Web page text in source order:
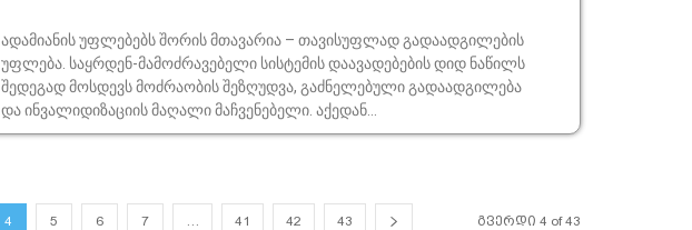
ადა­მი­ა­ნის უფ­ლე­ბებს შო­რის მთა­ვა­რია – თა­ვი­სუფ­ლად გა­და­ად­გი­ლე­ბის
უფ­ლე­ბა. საყ­რდენ-მა­მოძ­რა­ვე­ბე­ლი სის­ტე­მის და­ა­ვა­დე­ბე­ბის დიდ ნა­წილს
შე­დე­გად მოს­დევს მოძ­რა­ო­ბის შე­ზღუდ­ვა, გაძ­ნე­ლე­ბუ­ლი გა­და­ად­გი­ლე­ბა
და ინ­ვა­ლი­დი­ზა­ცი­ის მა­ღა­ლი მაჩ­ვე­ნე­ბე­ლი. აქე­დან...
4 5 6 7 41 42 43 გვერდი 4 of 43